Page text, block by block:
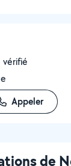
Appeler
de